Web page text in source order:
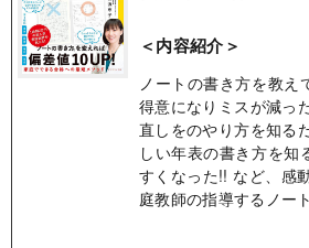
＜内容紹介＞
ノートの書き方を教
得意になりミスが減っ
直しをのやり方を知る
しい年表の書き方を知
すくなった!! など、感
庭教師の指導するノー